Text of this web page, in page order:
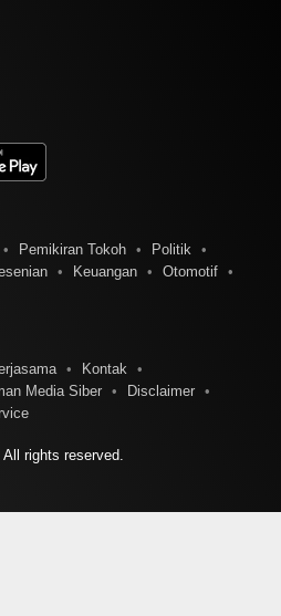
Pemikiran Tokoh
Politik
Keuangan
Otomotif
Kontak
Media Siber
Disclaimer
rights reserved.